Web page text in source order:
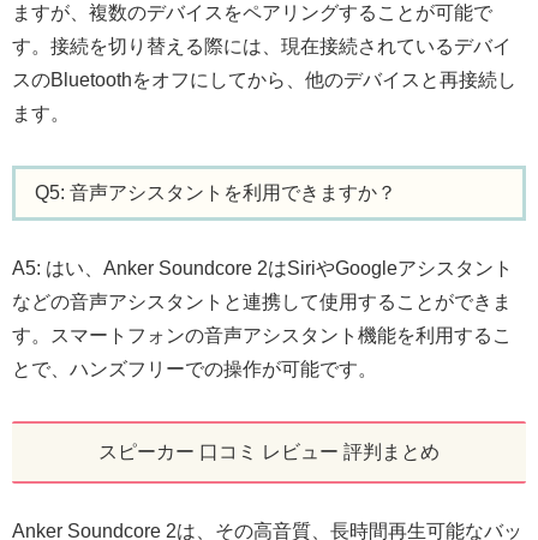
ますが、複数のデバイスをペアリングすることが可能で
す。接続を切り替える際には、現在接続されているデバイ
スのBluetoothをオフにしてから、他のデバイスと再接続し
ます。
Q5: 音声アシスタントを利用できますか？
A5: はい、Anker Soundcore 2はSiriやGoogleアシスタント
などの音声アシスタントと連携して使用することができま
す。スマートフォンの音声アシスタント機能を利用するこ
とで、ハンズフリーでの操作が可能です。
スピーカー 口コミ レビュー 評判まとめ
Anker Soundcore 2は、その高音質、長時間再生可能なバッ